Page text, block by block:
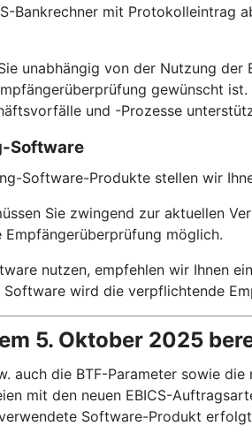
Bankrechner mit Protokolleintrag
unabhängig von der Nutzung
gewünscht
und -Prozesse
Software
Software-Produkte stellen wir
Sie zwingend zur aktuellen
möglich.
nutzen, empfehlen wir Ihnen
wird die verpflichtende
5. Oktober 2025
auch die BTF-Parameter sowie
mit den neuen EBICS-
Software-Produkt